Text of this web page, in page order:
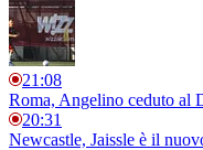
21:08
Roma, Angelino ceduto al
20:31
Newcastle, Jaissle è il